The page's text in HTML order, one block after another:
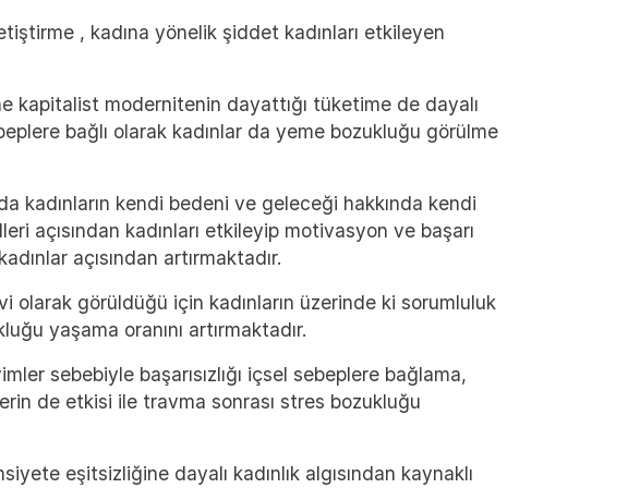
, kadına yönelik şiddet kadınları etkileyen
kapitalist modernitenin dayattığı tüketime de dayalı
bağlı olarak kadınlar da yeme bozukluğu görülme
kadınların kendi bedeni ve geleceği hakkında kendi
açısından kadınları etkileyip motivasyon ve başarı
açısından artırmaktadır.
olarak görüldüğü için kadınların üzerinde ki sorumluluk
yaşama oranını artırmaktadır.
sebebiyle başarısızlığı içsel sebeplere bağlama,
de etkisi ile travma sonrası stres bozukluğu
eşitsizliğine dayalı kadınlık algısından kaynaklı